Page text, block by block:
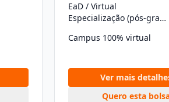
EaD / Virtual
Especialização (pós-graduação)
Campus 100% virtual
Ver mais
Quero esta